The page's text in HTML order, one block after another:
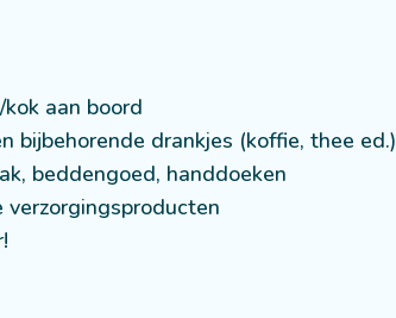
aan boord
bijbehorende drankjes (koffie, thee ed.)
beddengoed, handdoeken